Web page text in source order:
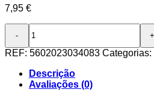
7,95 €
Quantidade
Adaptador
Antena
REF: 5602023034083 Categorias:
Descrição
Avaliações (0)